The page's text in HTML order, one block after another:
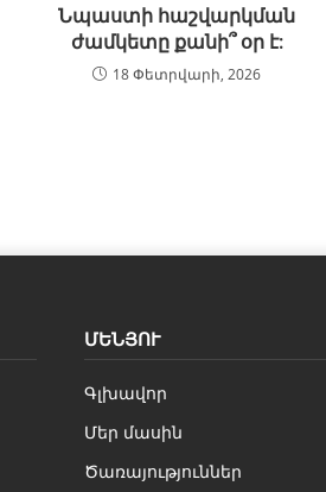
Նպաստի հաշվարկման
ժամկետը քանի՞ օր է:
18 Փետրվարի, 2026
ՄԵՆՅՈՒ
Գլխավոր
Մեր մասին
Ծառայություններ